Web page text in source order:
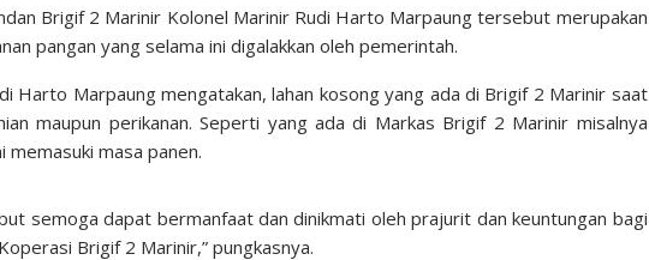
Brigif 2 Marinir Kolonel Marinir Rudi Harto Marpaung tersebut merupakan
pangan yang selama ini digalakkan oleh pemerintah.
Harto Marpaung mengatakan, lahan kosong yang ada di Brigif 2 Marinir saat
maupun perikanan. Seperti yang ada di Markas Brigif 2 Marinir misalnya
masa panen.
semoga dapat bermanfaat dan dinikmati oleh prajurit dan keuntungan bagi
Brigif 2 Marinir,” pungkasnya.